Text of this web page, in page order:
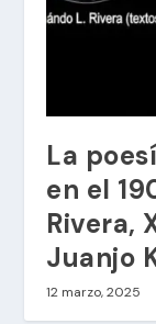
La
en el
Rivera,
Juanjo
12 marzo, 2025